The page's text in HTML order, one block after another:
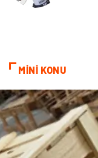
Tarım & Hayvancılık
Şile bezi
MİNİ KONU